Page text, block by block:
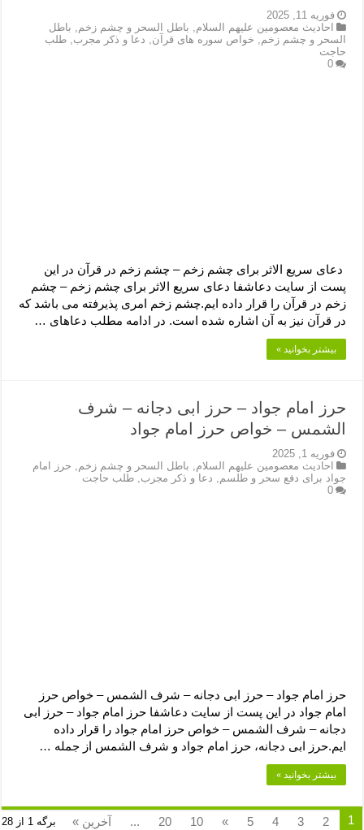
فوریه 11, 2025
احادیث معصومین علیهم السلام
باطل السحر و چشم زخم
باطل
السحر و چشم زخم
خواص سوره های قرآن دعا و ذکر مجرب ,طلب
حاجت
0
دعای سریع الاثر برای چشم زخم – چشم زخم در قرآن در این
پست از سایت دعاشفا دعای سریع الاثر برای چشم زخم – چشم
زخم در قرآن را قرار داده ایم.چشم زخم امری پذیرفته می باشد که
در قرآن نیز به آن اشاره شده است. در ادامه مطلب دعاهای …
بیشتر بخوانید »
حرز امام جواد – حرز ابی دجانه – شرف
الشمس – خواص حرز امام جواد
فوریه 1, 2025
احادیث معصومین علیهم السلام
باطل السحر و چشم زخم
حرز امام
جواد برای دفع سحر و طلسم
دعا و ذکر مجرب ,طلب حاجت
0
حرز امام جواد – حرز ابی دجانه – شرف الشمس – خواص حرز
امام جواد در این پست از سایت دعاشفا حرز امام جواد – حرز ابی
دجانه – شرف الشمس – خواص حرز امام جواد را قرار داده
ایم.حرز ابی دجانه، حرز امام جواد و شرف الشمس از جمله …
بیشتر بخوانید »
برگه 1 از 28 1
2
3
4
5
»
10
20
... آخرین »